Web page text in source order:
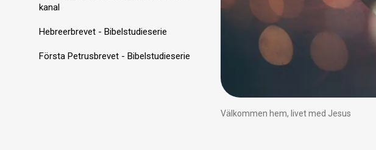
kanal
Hebreerbrevet - Bibelstudieserie
Första Petrusbrevet - Bibelstudieserie
Välkommen hem, livet med Jesus